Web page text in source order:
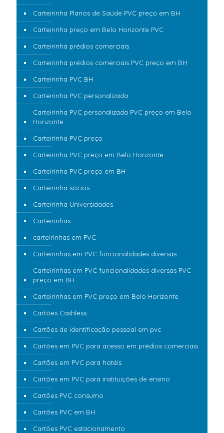
Carteirinha Planos de Saúde PVC preço em BH
Carteirinha preço em Belo Horizonte PVC
Carteirinha prédios comerciais
Carteirinha prédios comerciais PVC preço em BH
Carteirinha PVC BH
Carteirinha PVC personalizada
Carteirinha PVC personalizada PVC preço em Belo
Horizonte
Carteirinha PVC preço
Carteirinha PVC preço em Belo Horizonte
Carteirinha PVC preço em BH
Carteirinha sócios
Carteirinha Universidades
Carteirinhas
carteirinhas em PVC
Carteirinhas em PVC funcionalidades diversas
Carteirinhas em PVC funcionalidades diversas PVC
preço em BH
Carteirinhas em PVC preço em Belo Horizonte
Cartões Cashless
Cartões de identificação pessoal em pvc
Cartões em PVC para acesso em prédios comerciais
Cartões em PVC para hotéis
Cartões em PVC para instituições de ensino
Cartões PVC consumo
Cartões PVC em BH
Cartões PVC estacionamento